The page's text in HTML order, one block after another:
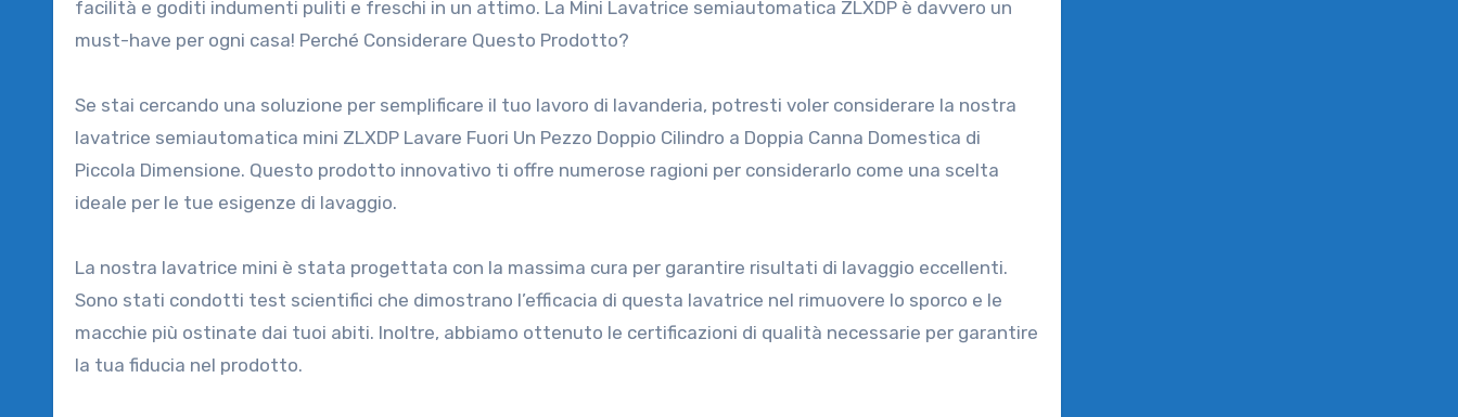
facilità e goditi indumenti puliti e freschi in un attimo. La Mini Lavatrice semiautomatica ZLXDP è davvero un
must-have per ogni casa! Perché Considerare Questo Prodotto?
Se stai cercando una soluzione per semplificare il tuo lavoro di lavanderia, potresti voler considerare la nostra
lavatrice semiautomatica mini ZLXDP Lavare Fuori Un Pezzo Doppio Cilindro a Doppia Canna Domestica di
Piccola Dimensione. Questo prodotto innovativo ti offre numerose ragioni per considerarlo come una scelta
ideale per le tue esigenze di lavaggio.
La nostra lavatrice mini è stata progettata con la massima cura per garantire risultati di lavaggio eccellenti.
Sono stati condotti test scientifici che dimostrano l’efficacia di questa lavatrice nel rimuovere lo sporco e le
macchie più ostinate dai tuoi abiti. Inoltre, abbiamo ottenuto le certificazioni di qualità necessarie per garantire
la tua fiducia nel prodotto.